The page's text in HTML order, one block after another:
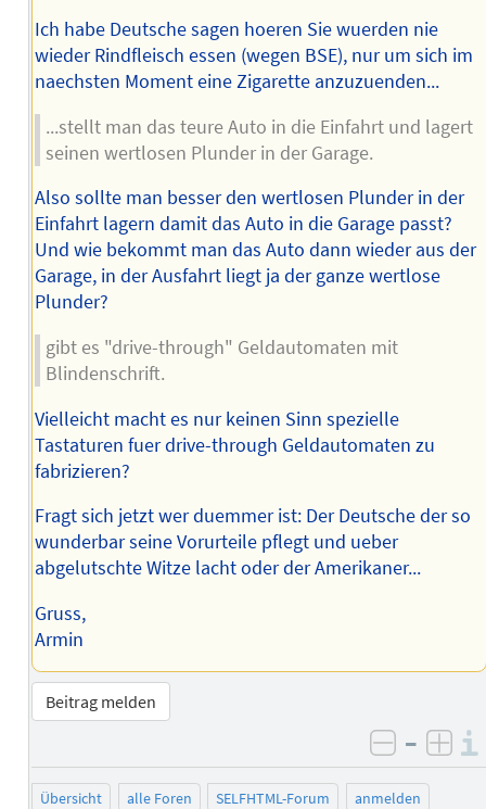
Ich habe Deutsche sagen hoeren Sie wuerden nie
wieder Rindfleisch essen (wegen BSE), nur um sich im
naechsten Moment eine Zigarette anzuzuenden...
...stellt man das teure Auto in die Einfahrt und lagert
seinen wertlosen Plunder in der Garage.
Also sollte man besser den wertlosen Plunder in der
Einfahrt lagern damit das Auto in die Garage passt?
Und wie bekommt man das Auto dann wieder aus der
Garage, in der Ausfahrt liegt ja der ganze wertlose
Plunder?
gibt es "drive-through" Geldautomaten mit
Blindenschrift.
Vielleicht macht es nur keinen Sinn spezielle
Tastaturen fuer drive-through Geldautomaten zu
fabrizieren?
Fragt sich jetzt wer duemmer ist: Der Deutsche der so
wunderbar seine Vorurteile pflegt und ueber
abgelutschte Witze lacht oder der Amerikaner...
Gruss,
Armin
Beitrag melden
negativ
–
Übersicht alle Foren SELFHTML-Forum
anmelden